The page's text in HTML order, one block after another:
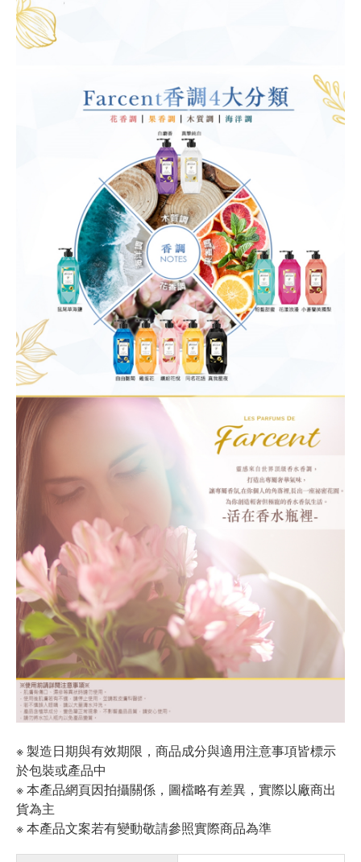
※ 製造日期與有效期限，商品成分與適用注意事項皆標示
於包裝或產品中
※ 本產品網頁因拍攝關係，圖檔略有差異，實際以廠商出
貨為主
※ 本產品文案若有變動敬請參照實際商品為準